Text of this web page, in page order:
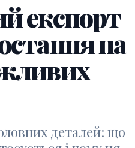
експорт
на
деталей: що